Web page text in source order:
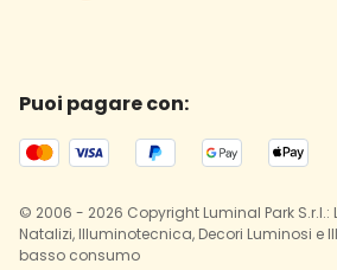
Puoi pagare con:
© 2006 - 2026 Copyright Luminal Park S.r.l.:
Natalizi, Illuminotecnica, Decori Luminosi e
basso consumo